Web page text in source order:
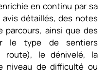
en continu par sa
avis détaillés, des notes
parcours, ainsi que des
le type de sentiers
route), le dénivelé, la
niveau de difficulté ou